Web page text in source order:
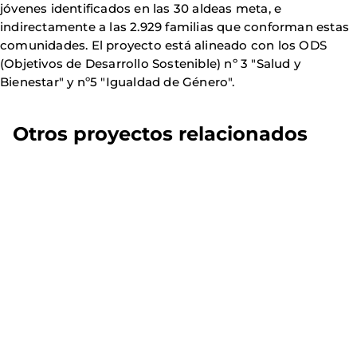
jóvenes identificados en las 30 aldeas meta, e
indirectamente a las 2.929 familias que conforman estas
comunidades. El proyecto está alineado con los ODS
(Objetivos de Desarrollo Sostenible) nº 3 "Salud y
Bienestar" y nº5 "Igualdad de Género".
Otros proyectos relacionados